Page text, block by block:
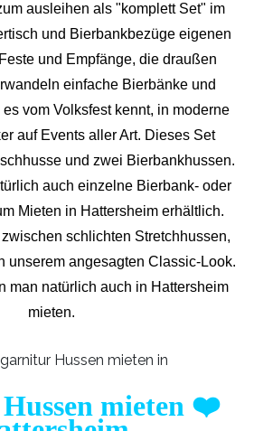
ausleihen als "komplett Set" im
und Bierbankbezüge eigenen
und Empfänge, die draußen
einfache Bierbänke und
vom Volksfest kennt, in moderne
auf Events aller Art. Dieses Set
und zwei Bierbankhussen.
auch einzelne Bierbank- oder
Mieten in Hattersheim erhältlich.
schlichten Stretchhussen,
unserem angesagten Classic-Look.
man natürlich auch in Hattersheim
mieten.
mieten ❤️